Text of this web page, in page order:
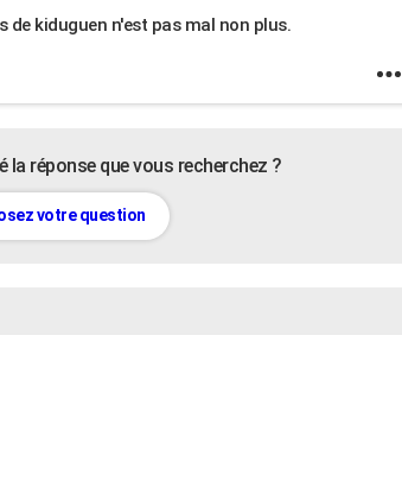
de kiduguen n'est pas mal non plus.
la réponse que vous recherchez ?
votre question